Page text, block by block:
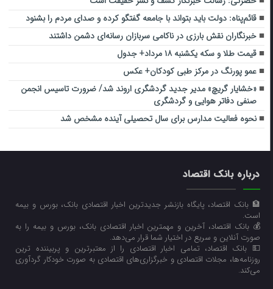
قائم‌پناه: دولت باید بتواند با جامعه گفتگو کرده و صدای مردم را بشنود
خبرنگاران نقش بارزی در ناکامی سربازان رسانه‌ای دشمن داشتند
قیمت طلا و سکه یکشنبه ۱۸ مرداد+ جدول
عمو پورنگ در مرکز طبی کودکان+ عکس
«خشایار گریچ» مدیر جدید گردشگری اروند شد/ ضرورت تاسیس انجمن
صنفی دفاتر هوایی و گردشگری
نحوه فعالیت مدارس برای سال تحصیلی آینده مشخص شد
درباره بانک اقتصاد
🏦 بانک اقتصاد، پایگاه بازنشر جدیدترین اخبار اقتصادی بانک، بورس و بیمه
است.
💰 بانک اقتصاد، آخرین و مهمترین اخبار اقتصادی بانک، بورس و بیمه را به
صورت آنلاین و سریع در اختیار شما قرار می‌‌دهد.
💵 بانک اقتصاد، تمامی اخبار اقتصادی را از معتبرترین و پربیننده ترین
روزنامه‌ها، مجلات اقتصادی و خبرگزاری‌های اقتصادی به صورت خودکار گردآوری
می‌کند.